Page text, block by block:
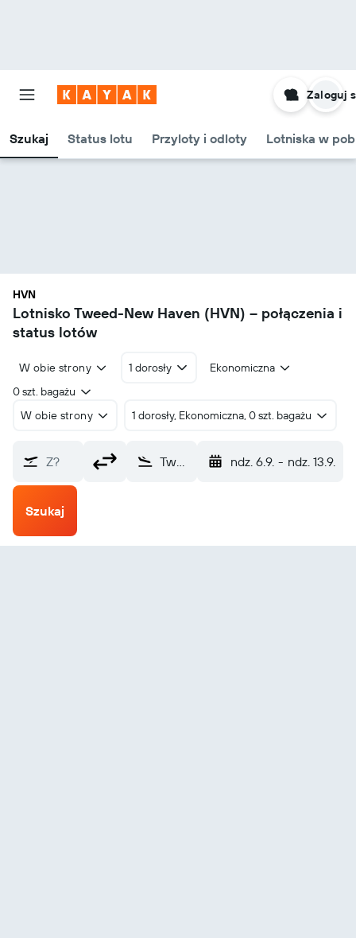
Szukaj Status lotu Przyloty i odloty Lotniska w
Zaloguj
HVN
Lotnisko Tweed-New Haven (HVN) – połączenia i
status lotów
W obie strony 1 dorosły
Ekonomiczna
0 szt. bagażu
W obie strony
1 dorosły, Ekonomiczna, 0 szt. bagażu
Z? Tweed-New Haven (HVN) ndz. 6.9. - ndz. 13.9.
Szukaj